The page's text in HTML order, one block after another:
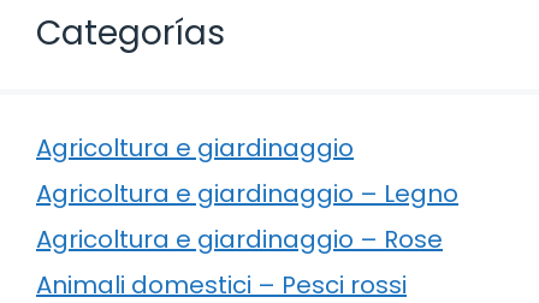
Categorías
Agricoltura e giardinaggio
Agricoltura e giardinaggio – Legno
Agricoltura e giardinaggio – Rose
Animali domestici – Pesci rossi